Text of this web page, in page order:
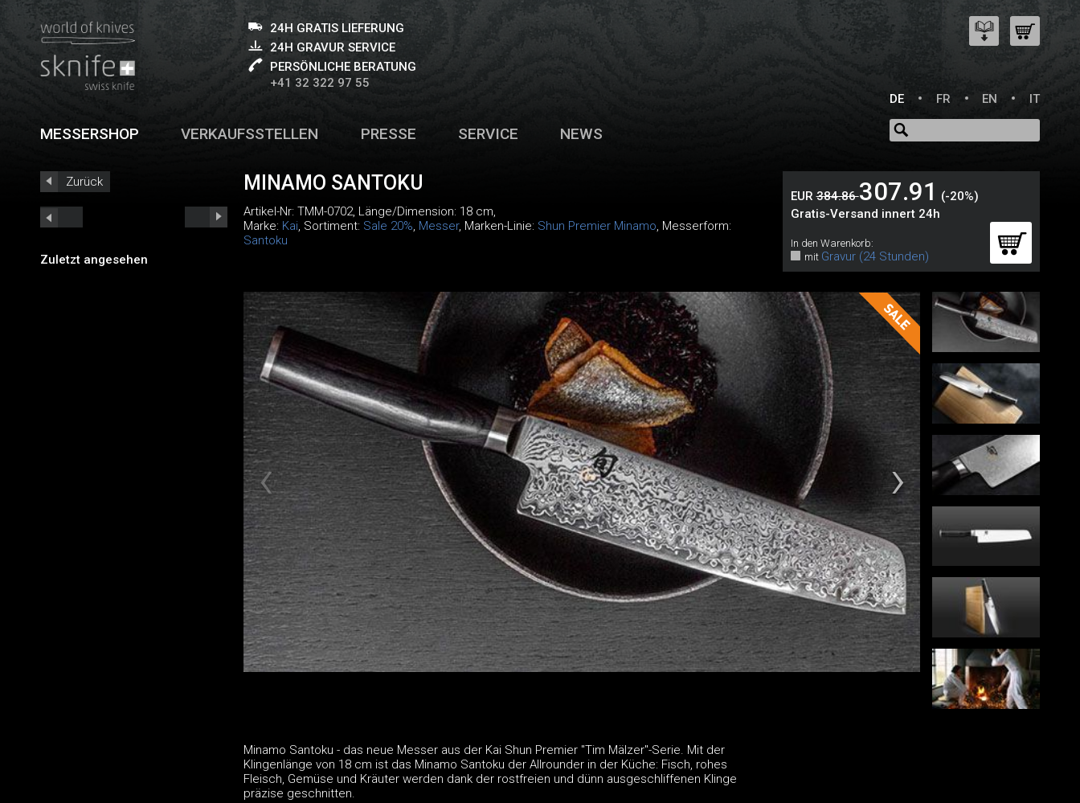
24H GRATIS LIEFERUNG
24H GRAVUR SERVICE
PERSÖNLICHE BERATUNG
+41 32 322 97 55
DE
FR EN IT
MESSERSHOP VERKAUFSSTELLEN PRESSE SERVICE NEWS
Zurück
Zuletzt angesehen
MINAMO SANTOKU
Artikel-Nr: TMM-0702, Länge/Dimension: 18 cm,
Marke: Kai, Sortiment: Sale 20%, Messer, Marken-Linie: Shun Premier Minamo, Messerform:
Santoku
EUR384.86307.91
(-20%)
Gratis-Versand innert 24h
In den Warenkorb:
mit Gravur (24 Stunden)
Minamo Santoku - das neue Messer aus der Kai Shun Premier "Tim Mälzer"-Serie. Mit der
Klingenlänge von 18 cm ist das Minamo Santoku der Allrounder in der Küche: Fisch, rohes
Fleisch, Gemüse und Kräuter werden dank der rostfreien und dünn ausgeschliffenen Klinge
präzise geschnitten.